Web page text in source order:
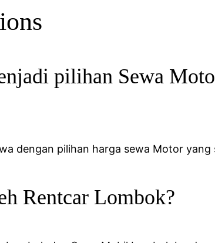
pilihan Sewa
dengan pilihan harga sewa Motor
Rentcar Lombok?